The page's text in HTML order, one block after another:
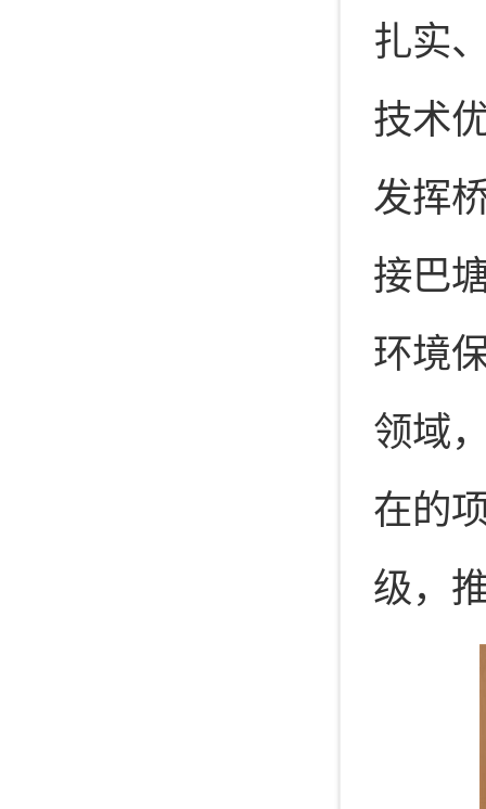
扎实
技术
发挥
接巴
环境
领域
在的
级，